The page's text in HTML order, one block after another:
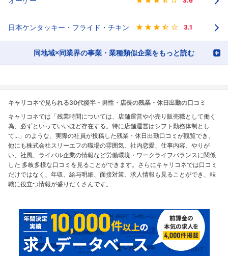
日本ケンタッキー・フライド・チキン 3.1
同地域×同業界の事業・業種類似企業をもっと読む
キャリコネで見られる30代後半・男性・店長の残業・休日出勤の口コミ
キャリコネでは「残業時間については、店舗運営や小売り販売職として働く
為、必ずといっていいほど存在する。特に店舗運営はシフト勤務体制とし
て...」のような、実際の社員が投稿した残業・休日出勤口コミが観覧でき、
他にも株式会社スリーエフの職場の雰囲気、社内恋愛、仕事内容、やりが
い、社風、ライバル企業の情報など労働環境・ワークライフバランスに関係
した 多岐多様な口コミを見ることができます。さらにキャリコネでは口コミ
だけではなく、年収、給与明細、面接対策、求人情報も見ることができ、転
職に役立つ情報が盛りだくさんです。